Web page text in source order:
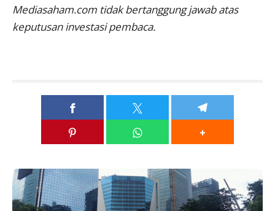
Mediasaham.com tidak bertanggung jawab atas
keputusan investasi pembaca.